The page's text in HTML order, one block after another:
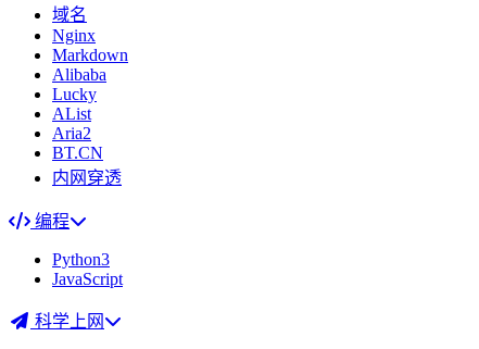
域名
Nginx
Markdown
Alibaba
Lucky
AList
Aria2
BT.CN
内网穿透
编程
Python3
JavaScript
科学上网